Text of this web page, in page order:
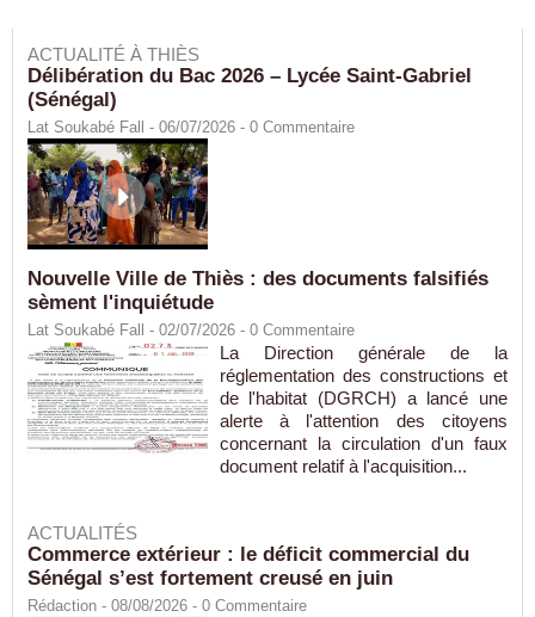
ACTUALITÉ À THIÈS
Délibération du Bac 2026 – Lycée Saint-Gabriel
(Sénégal)
Lat Soukabé Fall - 06/07/2026 - 0 Commentaire
Nouvelle Ville de Thiès : des documents falsifiés
sèment l'inquiétude
Lat Soukabé Fall - 02/07/2026 - 0 Commentaire
La Direction générale de la
réglementation des constructions et
de l'habitat (DGRCH) a lancé une
alerte à l'attention des citoyens
concernant la circulation d'un faux
document relatif à l'acquisition...
ACTUALITÉS
Commerce extérieur : le déficit commercial du
Sénégal s’est fortement creusé en juin
Rédaction - 08/08/2026 - 0 Commentaire